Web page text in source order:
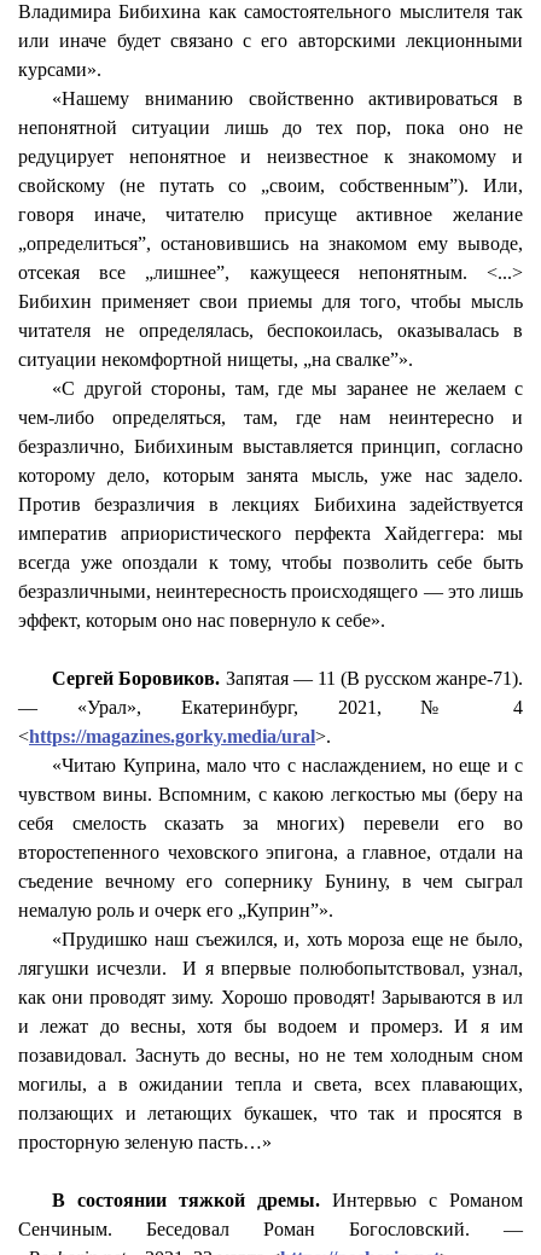
ВладимираБибихина как самостоятельного мыслителя так
или иначе будет связано с его авторскими лекционными
курсами».
«Нашему вниманию свойственно активироваться в
непонятной ситуации лишь до тех пор, пока оно не
редуцирует непонятное и неизвестное к знакомому и
свойскому (не путать со „своим, собственным”). Или,
говоря иначе, читателю присуще активное желание
„определиться”, остановившись на знакомом ему выводе,
отсекая все „лишнее”, кажущееся непонятным. <...>
Бибихин применяет свои приемы для того, чтобы мысль
читателя не определялась, беспокоилась, оказывалась в
ситуации некомфортной нищеты, „на свалке”».
«С другой стороны, там, где мы заранее не желаем с
чем-либо определяться, там, где нам неинтересно и
безразлично, Бибихинымвыставляется принцип, согласно
которому дело, которым занята мысль, уже нас задело.
Против безразличия в лекциях Бибихина задействуется
императив априористического перфекта Хайдеггера: мы
всегда уже опоздали к тому, чтобы позволить себе быть
безразличными,неинтересность происходящего — это лишь
эффект, которым оно нас повернуло к себе».
Сергей Боровиков. Запятая — 11 (В русском жанре-71).
— «Урал», Екатеринбург, 2021, № 4
<https://magazines.gorky.media/ural>.
«Читаю Куприна, мало что с наслаждением, но еще и с
чувством вины. Вспомним, с какою легкостью мы (беру на
себя смелость сказать за многих) перевели его во
второстепенного чеховского эпигона, а главное, отдали на
съедение вечному его сопернику Бунину, в чем сыграл
немалую роль и очерк его „Куприн”».
«Прудишко наш съежился, и, хоть мороза еще не было,
лягушки исчезли.
И я впервые полюбопытствовал, узнал,
как они проводят зиму. Хорошо проводят! Зарываются в ил
и лежат до весны, хотя бы водоем и промерз. И я им
позавидовал. Заснуть до весны, но не тем холодным сном
могилы, а в ожидании тепла и света, всех плавающих,
ползающих и летающих букашек, что так и просятся в
просторную зеленую пасть…»
В состоянии тяжкой дремы.Интервью с Романом
Сенчиным. Беседовал Роман Богословский. —